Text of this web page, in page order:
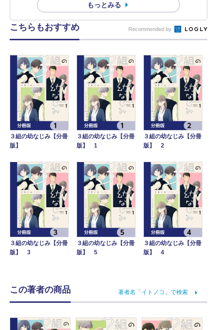
もっとみる
こちらもおすすめ Recommended by
３組の幼なじみ【分冊
版】
３組の幼なじみ【分冊
版】 1
３組の幼なじみ【分冊
版】 2
３組の幼なじみ【分冊
版】 3
３組の幼なじみ【分冊
版】 5
３組の幼なじみ【分冊
版】 4
この著者の商品 著者名「イトノコ」で検索